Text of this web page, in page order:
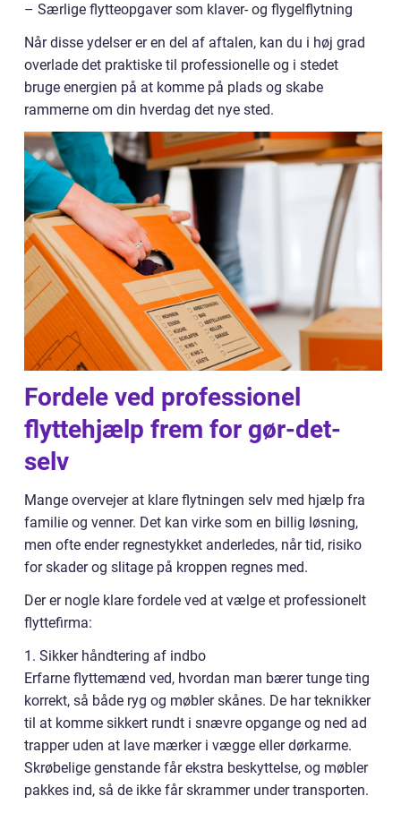
– Særlige flytteopgaver som klaver- og flygelflytning
Når disse ydelser er en del af aftalen, kan du i høj grad
overlade det praktiske til professionelle og i stedet
bruge energien på at komme på plads og skabe
rammerne om din hverdag det nye sted.
Fordele ved professionel
flyttehjælp frem for gør-det-
selv
Mange overvejer at klare flytningen selv med hjælp fra
familie og venner. Det kan virke som en billig løsning,
men ofte ender regnestykket anderledes, når tid, risiko
for skader og slitage på kroppen regnes med.
Der er nogle klare fordele ved at vælge et professionelt
flyttefirma:
1. Sikker håndtering af indbo
Erfarne flyttemænd ved, hvordan man bærer tunge ting
korrekt, så både ryg og møbler skånes. De har teknikker
til at komme sikkert rundt i snævre opgange og ned ad
trapper uden at lave mærker i vægge eller dørkarme.
Skrøbelige genstande får ekstra beskyttelse, og møbler
pakkes ind, så de ikke får skrammer under transporten.